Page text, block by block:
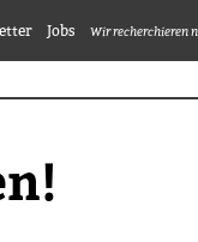
Jobs Wir recherchieren